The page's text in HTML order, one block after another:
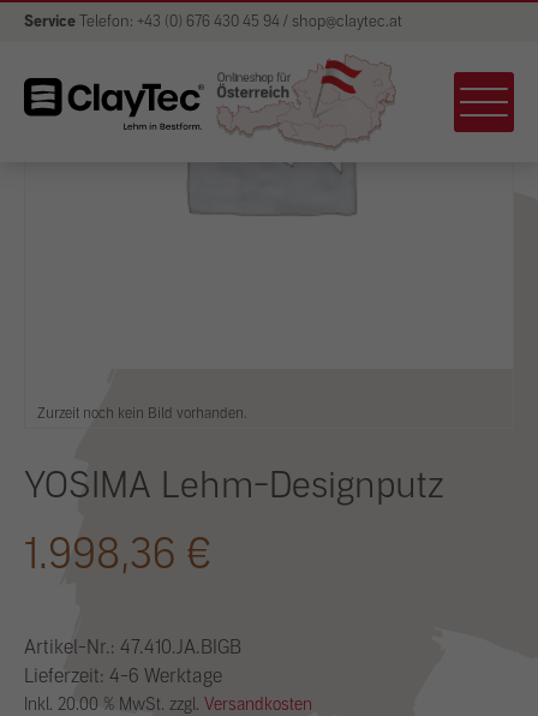
Service Telefon: +43 (0) 676 430 45 94 / shop@claytec.at
Zurzeit noch kein Bild vorhanden.
YOSIMA Lehm-Designputz
1.998,36 €
Artikel-Nr.: 47.410.JA.BIGB
Lieferzeit: 4-6 Werktage
Inkl. 20.00 % MwSt. zzgl. Versandkosten